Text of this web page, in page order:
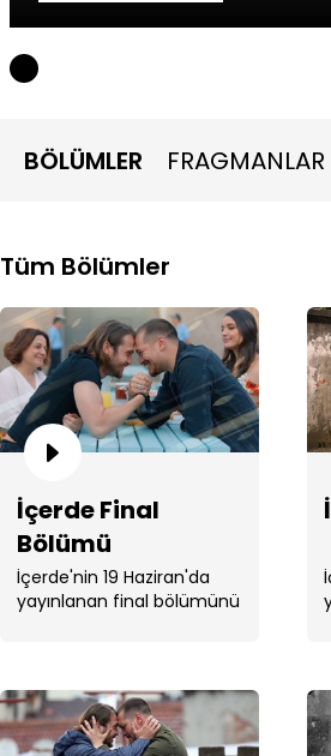
kanıtlamanın bir yolunu keşfeder.
beklenmedik bir anda yardım ister.
BÖLÜMLER FRAGMANLAR
Tüm Bölümler
İçerde Final
Bölümü
İçerde'nin 19 Haziran'da
yayınlanan final bölümünü